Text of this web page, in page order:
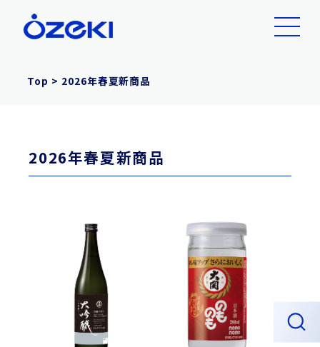
Top > 2026年春夏新商品
2026年春夏新商品